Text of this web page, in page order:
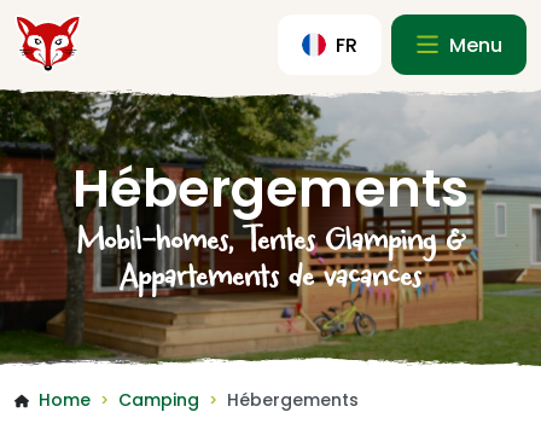
FR Menu
Hébergements
Mobil-homes, Tentes Glamping &
Appartements de vacances
Home > Camping > Hébergements